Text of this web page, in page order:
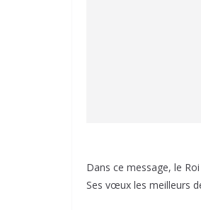
Dans ce message, le
Ses vœux les meilleurs